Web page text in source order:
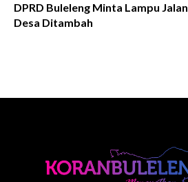
DPRD Buleleng Minta Lampu Jalan
Desa Ditambah